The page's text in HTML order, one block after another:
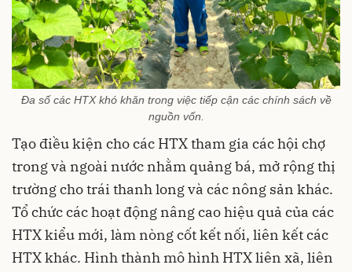
Đa số các HTX khó khăn trong việc tiếp cận các chính sách về
nguồn vốn.
Tạo điều kiện cho các HTX tham gia các hội chợ
trong và ngoài nước nhằm quảng bá, mở rộng thị
trường cho trái thanh long và các nông sản khác.
Tổ chức các hoạt động nâng cao hiệu quả của các
HTX kiểu mới, làm nòng cốt kết nối, liên kết các
HTX khác. Hình thành mô hình HTX liên xã, liên